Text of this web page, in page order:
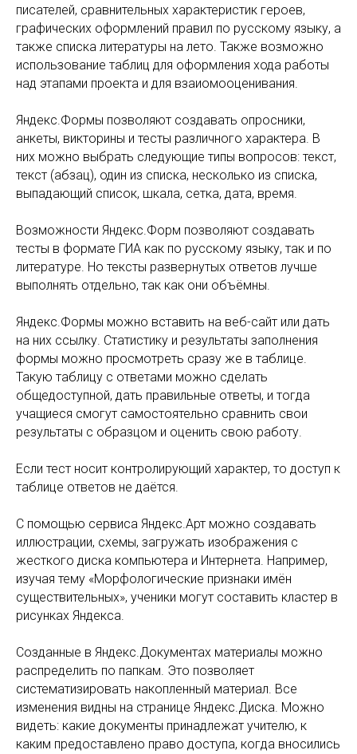
писателей, сравнительных характеристик героев,
графических оформлений правил по русскому языку, а
также списка литературы на лето. Также возможно
использование таблиц для оформления хода работы
над этапами проекта и для взаиомооценивания.
Яндекс.Формы позволяют создавать опросники,
анкеты, викторины и тесты различного характера. В
них можно выбрать следующие типы вопросов: текст,
текст (абзац), один из списка, несколько из списка,
выпадающий список, шкала, сетка, дата, время.
Возможности Яндекс.Форм позволяют создавать
тесты в формате ГИА как по русскому языку, так и по
литературе. Но тексты развернутых ответов лучше
выполнять отдельно, так как они объёмны.
Яндекс.Формы можно вставить на веб-сайт или дать
на них ссылку. Статистику и результаты заполнения
формы можно просмотреть сразу же в таблице.
Такую таблицу с ответами можно сделать
общедоступной, дать правильные ответы, и тогда
учащиеся смогут самостоятельно сравнить свои
результаты с образцом и оценить свою работу.
Если тест носит контролирующий характер, то доступ к
таблице ответов не даётся.
С помощью сервиса Яндекс.Арт можно создавать
иллюстрации, схемы, загружать изображения с
жесткого диска компьютера и Интернета. Например,
изучая тему «Морфологические признаки имён
существительных», ученики могут составить кластер в
рисунках Яндекса.
Созданные в Яндекс.Документах материалы можно
распределить по папкам. Это позволяет
систематизировать накопленный материал. Все
изменения видны на странице Яндекс.Диска. Можно
видеть: какие документы принадлежат учителю, к
каким предоставлено право доступа, когда вносились